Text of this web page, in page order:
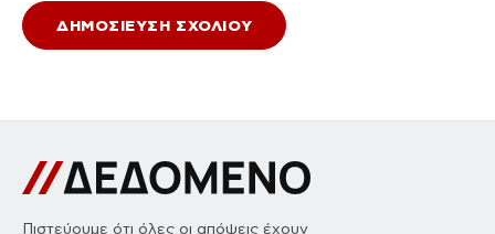
Πιστεύουμε ότι όλες οι απόψεις έχουν